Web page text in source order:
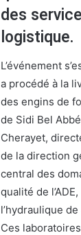
des
logistique.
L’événement
a procédé à la
des engins de
de Sidi Bel
Cherayet,
de la direction
central des
qualité de
l’hydraulique
Ces